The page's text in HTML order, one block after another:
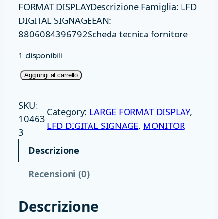
FORMAT DISPLAYDescrizione Famiglia: LFD
DIGITAL SIGNAGEEAN:
8806084396792Scheda tecnica fornitore
1 disponibili
M
N
4
3
S
4
Aggiungi al carrello
SKU:
10463
3
Category: LARGE FORMAT DISPLAY
LFD DIGITAL SIGNAGE, MONITOR
Descrizione
Recensioni (0)
Descrizione